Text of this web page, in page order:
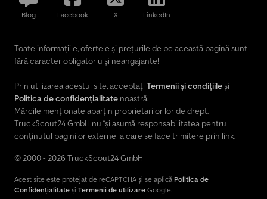
Blog Facebook X LinkedIn
Toate informațiile, ofertele și prețurile de pe această pagină sunt
fără caracter obligatoriu și neangajante!
Prin utilizarea acestui site, acceptați Termenii și condițiileși
Politica de confidențialitate noastră.
Mărcile menționate aparțin proprietarilor lor de drept.
TruckScout24 GmbH nu își asumă responsabilitatea pentru
conținutul paginilor externe la care se face trimitere prin link.
© 2000 - 2026 TruckScout24 GmbH
Acest site este protejat de reCAPTCHA și se aplică Politica de
Confidențialitate și Termenii de utilizare Google.